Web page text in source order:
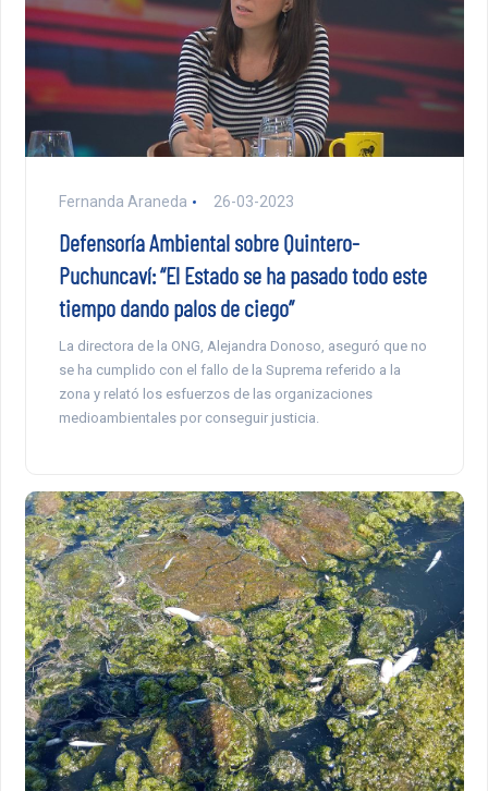
Fernanda Araneda 26-03-2023
Defensoría Ambiental sobre Quintero-
Puchuncaví: “El Estado se ha pasado todo este
tiempo dando palos de ciego”
La directora de la ONG, Alejandra Donoso, aseguró que no
se ha cumplido con el fallo de la Suprema referido a la
zona y relató los esfuerzos de las organizaciones
medioambientales por conseguir justicia.